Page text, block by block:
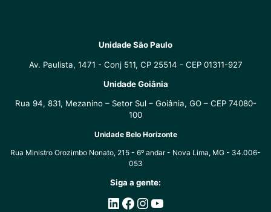
Unidade São Paulo
Av. Paulista, 1471 - Conj 511, CP 25514 - CEP 01311-927
Unidade Goiânia
Rua 94, 831, Mezanino – Setor Sul – Goiânia, GO – CEP 74080-
100
Unidade Belo Horizonte
Rua Ministro Orozimbo Nonato, 215 - 6º andar - Nova Lima, MG - 34.006-
053
Siga a gente:
LinkedIn
Facebook
Instagram
Youtube